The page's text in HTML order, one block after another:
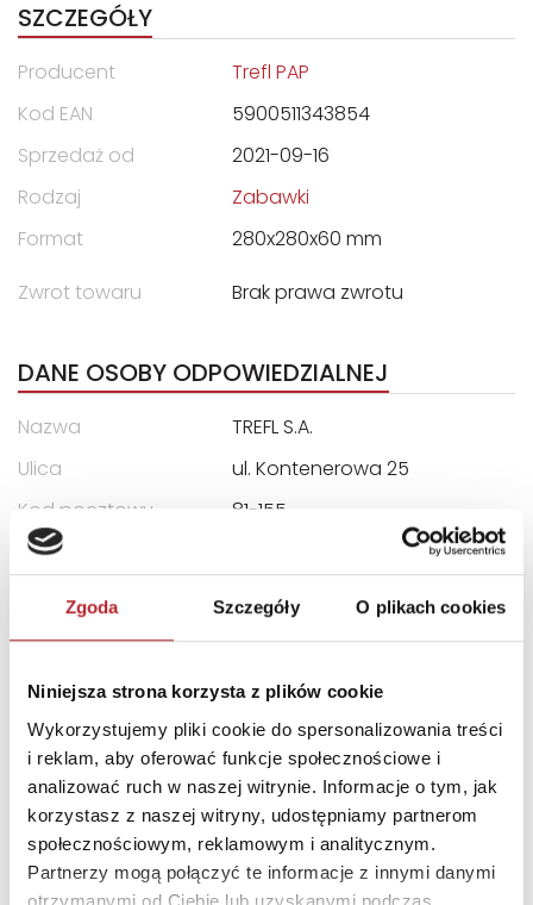
Zgoda Szczegóły O plikach cookies
Niniejsza strona korzysta z plików cookie
Wykorzystujemy pliki cookie do spersonalizowania treści
i reklam, aby oferować funkcje społecznościowe i
analizować ruch w naszej witrynie. Informacje o tym, jak
korzystasz z naszej witryny, udostępniamy partnerom
społecznościowym, reklamowym i analitycznym.
Partnerzy mogą połączyć te informacje z innymi danymi
otrzymanymi od Ciebie lub uzyskanymi podczas
SZCZEGÓŁY
Producent
Trefl PAP
Kod EAN
5900511343854
Sprzedaż od
2021-09-16
Rodzaj
Zabawki
Format
280x280x60 mm
Zwrot towaru
Brak prawa zwrotu
DANE OSOBY ODPOWIEDZIALNEJ
Nazwa
TREFL S.A.
Ulica
ul. Kontenerowa 25
Kod pocztowy
81-155
Miasto
E-mail
trefl@trefl.com